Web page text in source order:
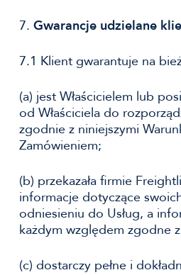
7. Gwarancje udzielane
7.1 Klient gwarantuje na
(a) jest Właścicielem lub
od Właściciela do
zgodnie z niniejszymi
Zamówieniem;
(b) przekazała firmie
informacje dotyczące
odniesieniu do Usług, a
każdym względem zgodne
(c) dostarczy pełne i